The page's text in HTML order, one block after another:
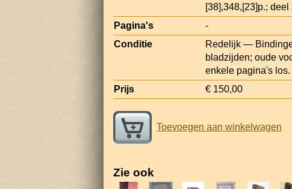
[38],348,[23]p.;
Pagina's
-
Conditie
Redelijk —
bladzijden; oude
enkele pagina's los.
Prijs
€ 150,00
Toevoegen aan winkelwagen
Zie ook